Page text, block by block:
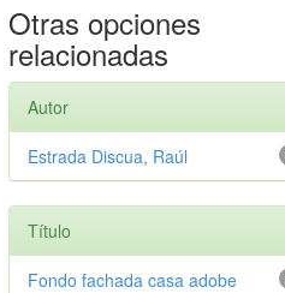
Otras opciones
relacionadas
Autor
Estrada Discua, Raúl
Título
Fondo fachada casa adobe